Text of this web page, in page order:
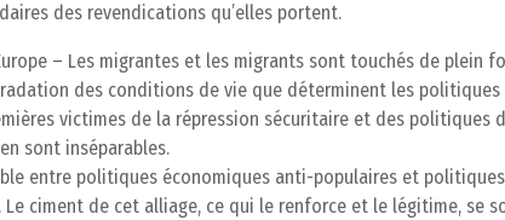
des revendications qu’elles portent.
– Les migrantes et les migrants sont touchés de plein
des conditions de vie que déterminent les
victimes de la répression sécuritaire et des politiques
sont inséparables.
entre politiques économiques anti-populaires et
Le ciment de cet alliage, ce qui le renforce et le légitime, se